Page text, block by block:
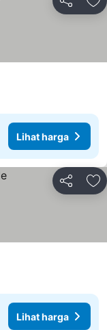
Bagikan
Lihat harga
Bagikan
Lihat harga